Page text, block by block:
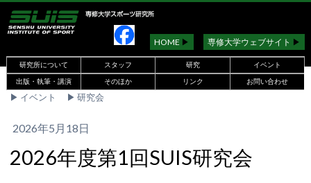
HOME ▶︎ 専修大学ウェブサイト ▶︎
研究所について スタッフ 研究
イベント
出版・執筆・講演
そのほか リンク お問い合わせ
▶︎ イベント ▶︎ 研究会
2026年5月18日
2026年度第1回SUIS研究会